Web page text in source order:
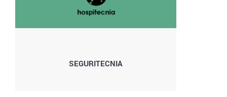
SEGURITECNIA